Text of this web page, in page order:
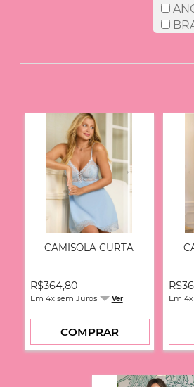
CAMISOLA CURTA
R$364,80
Em 4x sem Juros Ver
COMPRAR
Em